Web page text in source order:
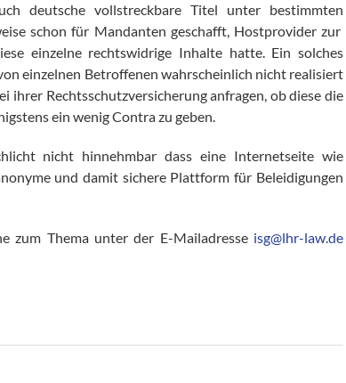
deutsche vollstreckbare Titel unter bestimmten
schon für Mandanten geschafft, Hostprovider zur
einzelne rechtswidrige Inhalte hatte. Ein solches
einzelnen Betroffenen wahrscheinlich nicht realisiert
ihrer Rechtsschutzversicherung anfragen, ob diese die
ein wenig Contra zu geben.
nicht hinnehmbar dass eine Internetseite wie
und damit sichere Plattform für Beleidigungen
zum Thema unter der E-Mailadresse isg@lhr-law.de